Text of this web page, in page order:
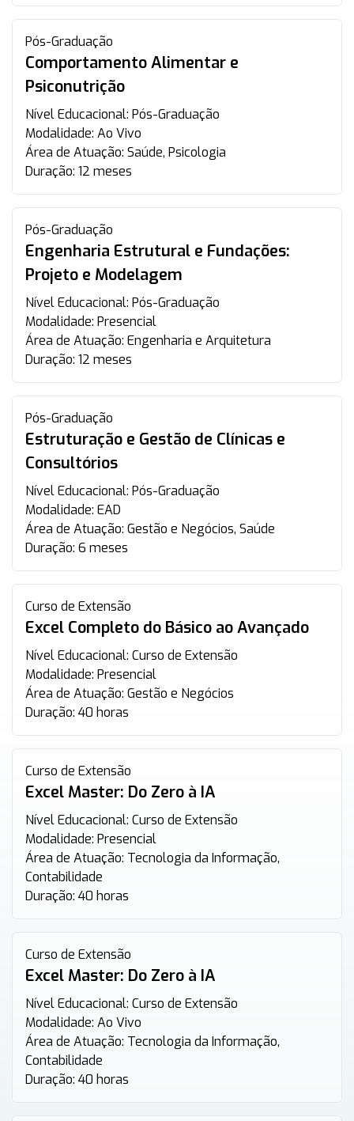
Pós-Graduação
Comportamento Alimentar e
Psiconutrição
Nível Educacional: Pós-Graduação
Modalidade: Ao Vivo
Área de Atuação: Saúde, Psicologia
Duração: 12 meses
Pós-Graduação
Engenharia Estrutural e Fundações:
Projeto e Modelagem
Nível Educacional: Pós-Graduação
Modalidade: Presencial
Área de Atuação: Engenharia e Arquitetura
Duração: 12 meses
Pós-Graduação
Estruturação e Gestão de Clínicas e
Consultórios
Nível Educacional: Pós-Graduação
Modalidade: EAD
Área de Atuação: Gestão e Negócios, Saúde
Duração: 6 meses
Curso de Extensão
Excel Completo do Básico ao Avançado
Nível Educacional: Curso de Extensão
Modalidade: Presencial
Área de Atuação: Gestão e Negócios
Duração: 40 horas
Curso de Extensão
Excel Master: Do Zero à IA
Nível Educacional: Curso de Extensão
Modalidade: Presencial
Área de Atuação: Tecnologia da Informação,
Contabilidade
Duração: 40 horas
Curso de Extensão
Excel Master: Do Zero à IA
Nível Educacional: Curso de Extensão
Modalidade: Ao Vivo
Área de Atuação: Tecnologia da Informação,
Contabilidade
Duração: 40 horas